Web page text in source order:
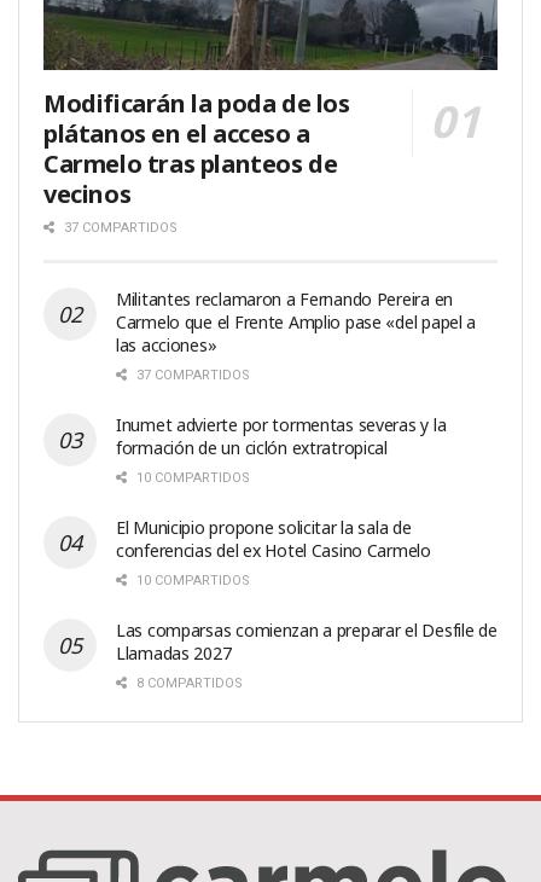
Modificarán la poda de los
plátanos en el acceso a
Carmelo tras planteos de
vecinos
37 COMPARTIDOS
Militantes reclamaron a Fernando Pereira en
Carmelo que el Frente Amplio pase «del papel a
las acciones»
37 COMPARTIDOS
Inumet advierte por tormentas severas y la
formación de un ciclón extratropical
10 COMPARTIDOS
El Municipio propone solicitar la sala de
conferencias del ex Hotel Casino Carmelo
10 COMPARTIDOS
Las comparsas comienzan a preparar el Desfile de
Llamadas 2027
8 COMPARTIDOS